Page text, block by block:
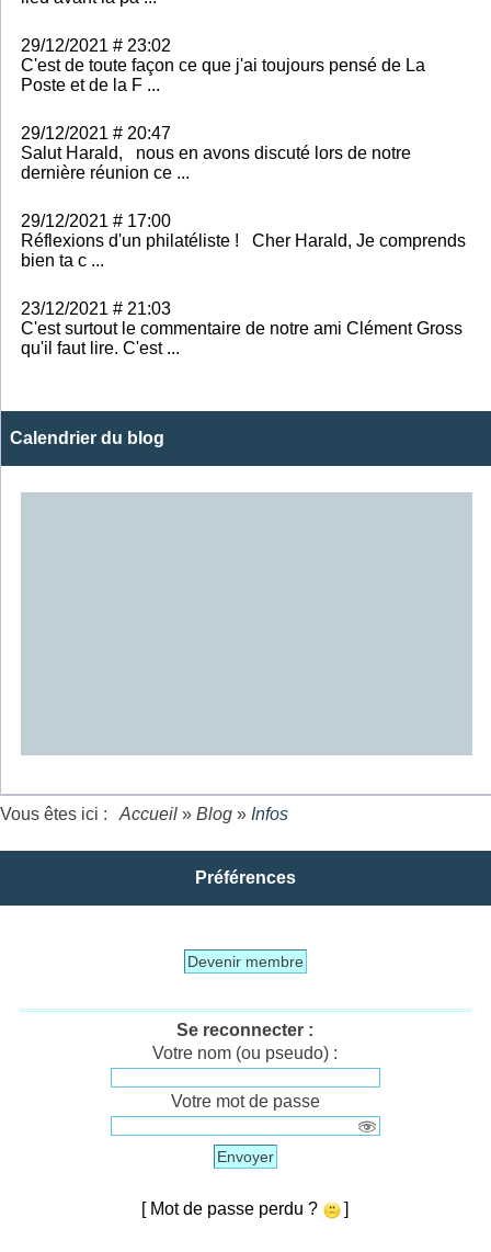
29/12/2021 # 23:02
C'est de toute façon ce que j'ai toujours pensé de La
Poste et de la F ...
29/12/2021 # 20:47
Salut Harald, nous en avons discuté lors de notre
dernière réunion ce ...
29/12/2021 # 17:00
Réflexions d'un philatéliste ! Cher Harald, Je comprends
bien ta c ...
23/12/2021 # 21:03
C'est surtout le commentaire de notre ami Clément Gross
qu'il faut lire. C'est ...
Calendrier du blog
Vous êtes ici : Accueil » Blog » Infos
Préférences
Devenir membre
Se reconnecter :
Votre nom (ou pseudo) :
Votre mot de passe
Envoyer
[ Mot de passe perdu ? ]